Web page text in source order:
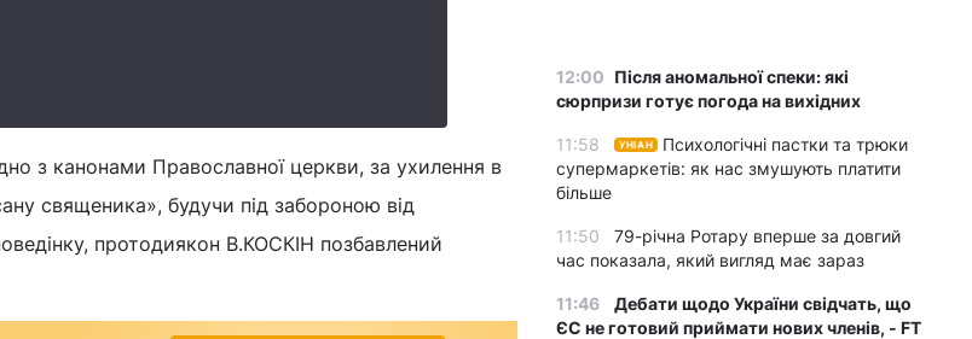
з канонами Православної церкви, за ухилення в
священика», будучи під забороною від
протодиякон В.КОСКІН позбавлений
12:00 Після аномальної спеки: які
сюрпризи готує погода на вихідних
11:58 УНІАН
Психологічні пастки та трюки
супермаркетів: як нас змушують платити
більше
11:50
79-річна Ротару вперше за довгий
час показала, який вигляд має зараз
11:46
Дебати щодо України свідчать, що
ЄС не готовий приймати нових членів, - FT